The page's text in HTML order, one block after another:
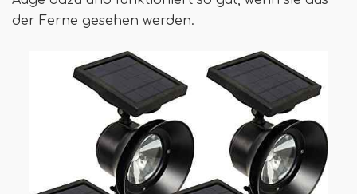
der Ferne gesehen werden.